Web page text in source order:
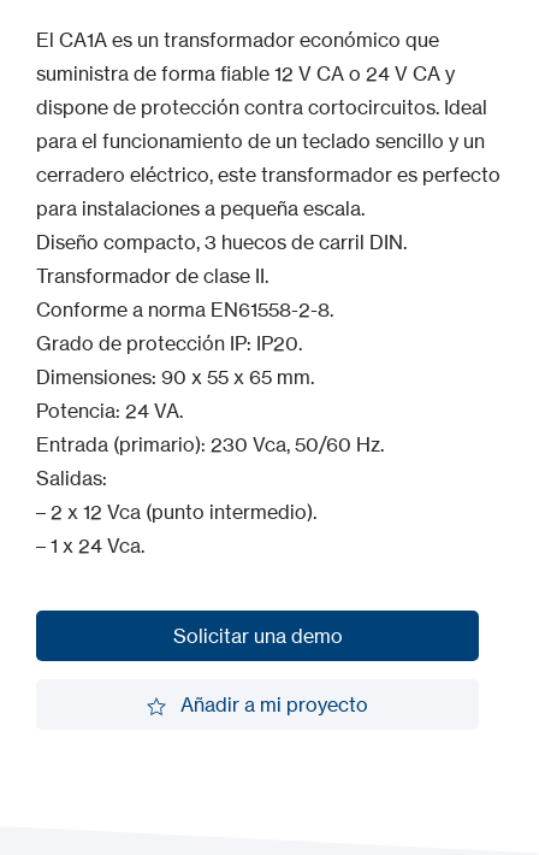
El CA1A es un transformador económico que
suministra de forma fiable 12 V CA o 24 V CA y
dispone de protección contra cortocircuitos. Ideal
para el funcionamiento de un teclado sencillo y un
cerradero eléctrico, este transformador es perfecto
para instalaciones a pequeña escala.
Diseño compacto, 3 huecos de carril DIN.
Transformador de clase II.
Conforme a norma EN61558-2-8.
Grado de protección IP: IP20.
Dimensiones: 90 x 55 x 65 mm.
Potencia: 24 VA.
Entrada (primario): 230 Vca, 50/60 Hz.
Salidas:
– 2 x 12 Vca (punto intermedio).
– 1 x 24 Vca.
Solicitar una demo
Añadir a mi proyecto